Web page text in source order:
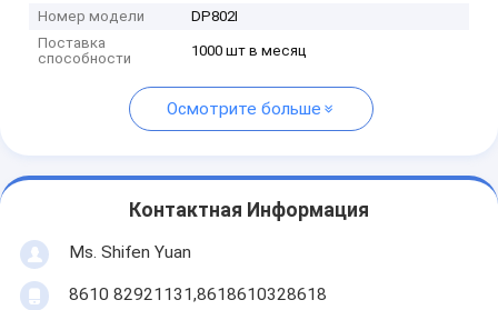
Номер модели
DP802I
Поставка
способности
1000 шт в месяц
Осмотрите больше
Контактная Информация
Ms. Shifen Yuan
8610 82921131,8618610328618